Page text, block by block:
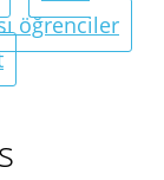
öğrenciler